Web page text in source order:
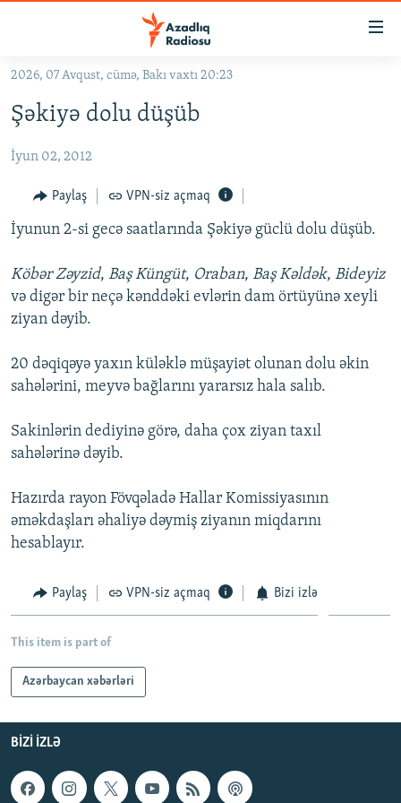
Əsas
qayıt
naviqasiyaya
Axtarışa
keç
#İZAHLA
KORRUPSIOMETR
#ƏSLINDƏ
FƏRQƏ BAX
ARAŞDIRMA
MULTIMEDIA
VIDEO
FOTOQALEREYA
KARIKATURA
RADIO ARXIV
OXU ZALI
İSLAM VƏ DEMOKRATIYA
HAQQIMIZDA
PEŞƏ ETIKASI VƏ JURNALISTIKA STANDARTLARIMIZ
AZADLIQRADIOSU MOBIL TELEFONUNUZDA
BIZIMLƏ ƏLAQƏ
BIZI IZLƏ
RFE/RL-in bütün saytları
2026, 07 Avqust, cümə, Bakı vaxtı 20:23
Şəkiyə dolu düşüb
İyun 02, 2012
Paylaş VPN-siz açmaq
İyunun 2-si gecə saatlarında Şəkiyə güclü dolu düşüb.
Köbər Zəyzid, Baş Küngüt, Oraban, Baş Kəldək, Bideyiz
və digər bir neçə kənddəki evlərin dam örtüyünə xeyli
ziyan dəyib.
20 dəqiqəyə yaxın küləklə müşayiət olunan dolu əkin
sahələrini, meyvə bağlarını yararsız hala salıb.
Sakinlərin dediyinə görə, daha çox ziyan taxıl
sahələrinə dəyib.
Hazırda rayon Fövqəladə Hallar Komissiyasının
əməkdaşları əhaliyə dəymiş ziyanın miqdarını
hesablayır.
Paylaş VPN-siz açmaq Bizi izlə
This item is part of
Azərbaycan xəbərləri
BIZI IZLƏ